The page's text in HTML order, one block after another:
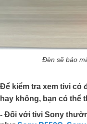
Đèn sẽ báo
Để kiểm tra xem tivi có
hay không, bạn có thể
- Đối với tivi Sony